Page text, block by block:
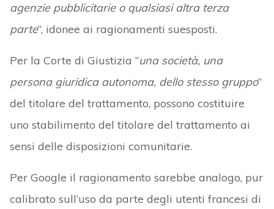
agenzie pubblicitarie o qualsiasi altra terza
parte”, idonee ai ragionamenti suesposti.
Per la Corte di Giustizia “una società, una
persona giuridica autonoma, dello stesso gruppo”
del titolare del trattamento, possono costituire
uno stabilimento del titolare del trattamento ai
sensi delle disposizioni comunitarie.
Per Google il ragionamento sarebbe analogo, pur
calibrato sull’uso da parte degli utenti francesi di